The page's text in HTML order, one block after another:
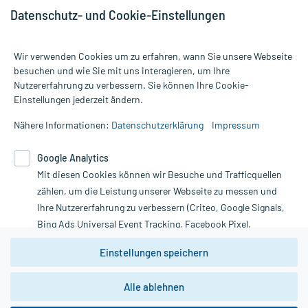
Alle Preise gelten inkl. MwSt., ggf. zzgl. Versandkosten
Informationen auf dieser Website werden ausschließlich für
die Untersuchung und Behandlung durch einen Arzt. Bitte
Therapien eingeleitet werden können. | Diese Webseite benutzt
Google Analytics. Lesen Sie bitte dazu die wichtigen Hinweise in
unserer Datenschutzerklärung. Für den Widerruf einer Bestellung
nutzen Sie das Formular:
Vertrag widerrufen
*Hinweise zu unseren Aktionen und Bewertungen
Datenschutz- und Cookie-Einstellungen
Wir verwenden Cookies um zu erfahren, wann Sie unsere Webseite
besuchen und wie Sie mit uns interagieren, um Ihre
Nutzererfahrung zu verbessern. Sie können Ihre Cookie-
Einstellungen jederzeit ändern.
Nähere Informationen: Datenschutzerklärung Impressum
Google Analytics
Mit diesen Cookies können wir Besuche und Trafficquellen
zählen, um die Leistung unserer Webseite zu messen und
Ihre Nutzererfahrung zu verbessern (Criteo, Google Signals,
Bing Ads Universal Event Tracking, Facebook Pixel,
Youtube-Social Plugin).
Wir weisen darauf hin, dass die
zwingend den Europäischen Anforderungen gem. EU-
DSGVO genügen und ein Datentransfer in Drittstaaten bzw.
Einstellungen speichern
Alle ablehnen